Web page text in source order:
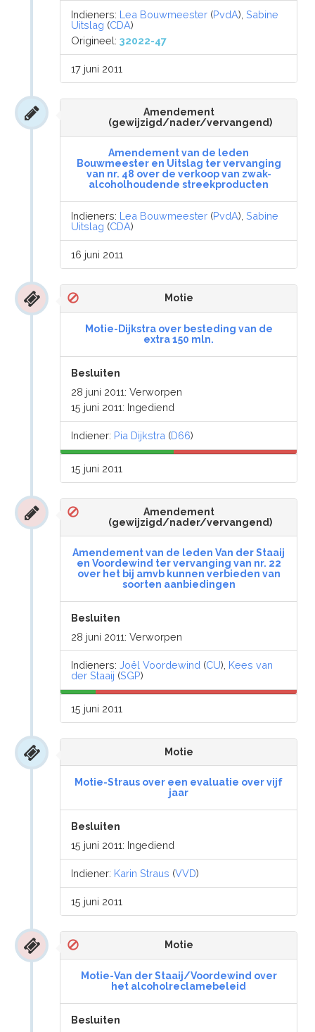
Indieners: Lea Bouwmeester (PvdA),Sabine
Uitslag (CDA)
Origineel:32022-47
17 juni 2011
Amendement
(gewijzigd/nader/vervangend)
Amendement van de leden
Bouwmeester en Uitslag ter vervanging
van nr. 48 over de verkoop van zwak-
alcoholhoudende streekproducten
Indieners: Lea Bouwmeester (PvdA),Sabine
Uitslag (CDA)
16 juni 2011
Motie
Motie-Dijkstra over besteding van de
extra 150 mln.
Besluiten
28 juni 2011: Verworpen
15 juni 2011: Ingediend
Indiener: Pia Dijkstra (D66)
15 juni 2011
Amendement
(gewijzigd/nader/vervangend)
Amendement van de leden Van der Staaij
en Voordewind ter vervanging van nr. 22
over het bij amvb kunnen verbieden van
soorten aanbiedingen
Besluiten
28 juni 2011: Verworpen
Indieners:Joël Voordewind (CU), Kees van
der Staaij (SGP)
15 juni 2011
Motie
Motie-Straus over een evaluatie over vijf
jaar
Besluiten
15 juni 2011: Ingediend
Indiener: Karin Straus (VVD)
15 juni 2011
Motie
Motie-Van der Staaij/Voordewind over
het alcoholreclamebeleid
Besluiten